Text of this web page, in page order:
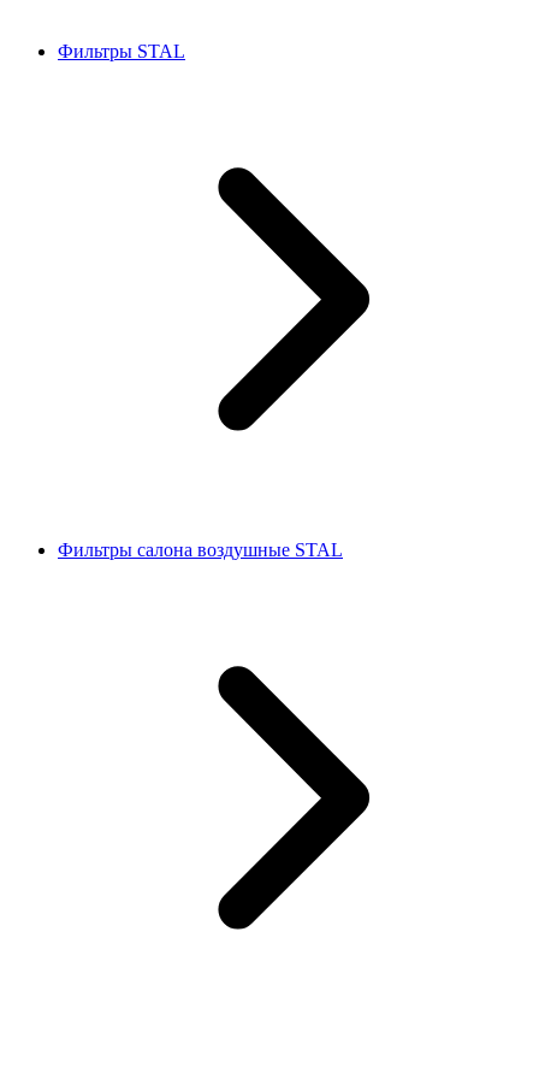
Фильтры STAL
Фильтры салона воздушные STAL